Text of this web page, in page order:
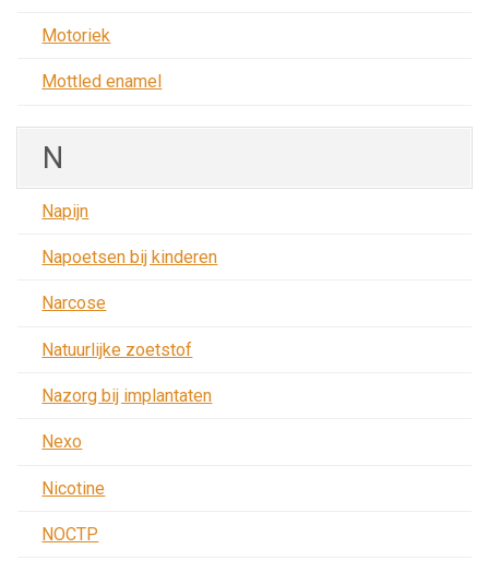
Motoriek
Mottled enamel
N
Napijn
Napoetsen bij kinderen
Narcose
Natuurlijke zoetstof
Nazorg bij implantaten
Nexo
Nicotine
NOCTP